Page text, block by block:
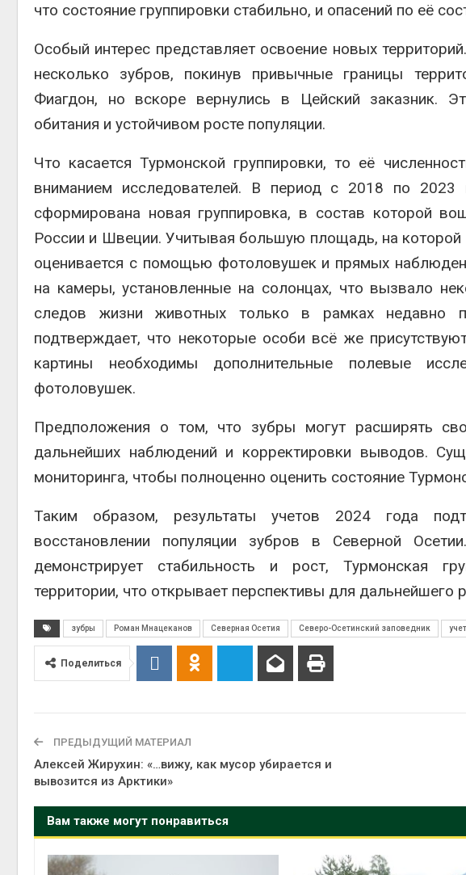
что состояние группировки стабильно, и опасений по её
Особый интерес представляет освоение новых
несколько зубров, покинув привычные границы
Фиагдон, но вскоре вернулись в Цейский заказник.
обитания и устойчивом росте популяции.
Что касается Турмонской группировки, то её
вниманием исследователей. В период с 2018 по
сформирована новая группировка, в состав которой
России и Швеции. Учитывая большую площадь, на которой
оценивается с помощью фотоловушек и прямых
на камеры, установленные на солонцах, что вызвало
следов жизни животных только в рамках недавно
подтверждает, что некоторые особи всё же
картины необходимы дополнительные полевые
фотоловушек.
Предположения о том, что зубры могут расширять
дальнейших наблюдений и корректировки выводов.
мониторинга, чтобы полноценно оценить состояние
Таким образом, результаты учетов 2024 года
восстановлении популяции зубров в Северной
демонстрирует стабильность и рост, Турмонская
территории, что открывает перспективы для дальнейшего
зубры Роман Мнацеканов Северная Осетия Северо-Осетинский заповедник
Поделиться
ПРЕДЫДУЩИЙ МАТЕРИАЛ
Алексей Жирухин: «…вижу, как мусор убирается и
вывозится из Арктики»
Вам также могут понравиться